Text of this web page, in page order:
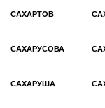
САХАРТОВ
САХАРУСОВА
САХАРУША